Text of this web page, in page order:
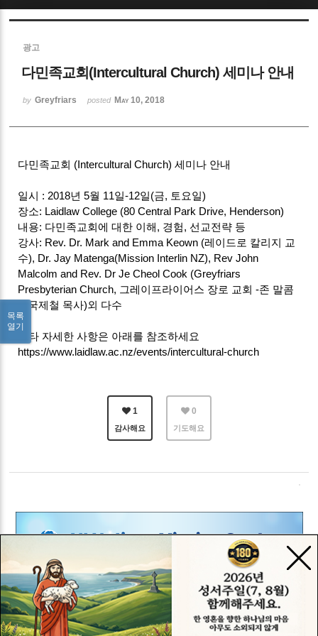
광고
다민족교회(Intercultural Church) 세미나 안내
by Greyfriars posted May 10, 2018
다민족교회 (Intercultural Church) 세미나 안내
일시 : 2018년 5월 11일-12일(금, 토요일)
장소: Laidlaw College (80 Central Park Drive, Henderson)
내용: 다민족교회에 대한 이해, 경험, 선교전략 등
강사: Rev. Dr. Mark and Emma Keown (레이드로 칼리지 교
수), Dr. Jay Matenga(Mission Interlin NZ), Rev John
Malcolm and Rev. Dr Je Cheol Cook (Greyfriars
Presbyterian Church, 그레이프라이어스 장로 교회 -존 말콤
& 국제철 목사)외 다수
기타 자세한 사항은 아래를 참조하세요
https://www.laidlaw.ac.nz/events/intercultural-church
1
감사해요
0
기도해요
목록
열기
Sketchbook5, 스케치북5
Sketchbook5, 스케치북5